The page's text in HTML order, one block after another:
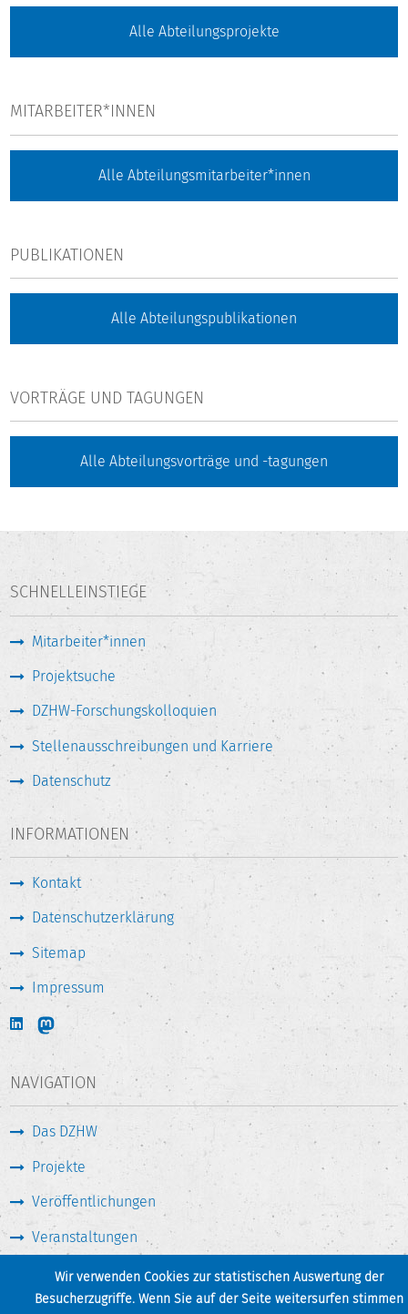
Wir verwenden Cookies zur statistischen Auswertung der
Besucherzugriffe. Wenn Sie auf der Seite weitersurfen stimmen
Alle Abteilungsprojekte
MITARBEITER*INNEN
Alle Abteilungsmitarbeiter*innen
PUBLIKATIONEN
Alle Abteilungspublikationen
VORTRÄGE UND TAGUNGEN
Alle Abteilungsvorträge und -tagungen
SCHNELLEINSTIEGE
Mitarbeiter*innen
Projektsuche
DZHW-Forschungskolloquien
Stellenausschreibungen und Karriere
Datenschutz
INFORMATIONEN
Kontakt
Datenschutzerklärung
Sitemap
Impressum
NAVIGATION
Das DZHW
Projekte
Veröffentlichungen
Veranstaltungen
Medien & Service